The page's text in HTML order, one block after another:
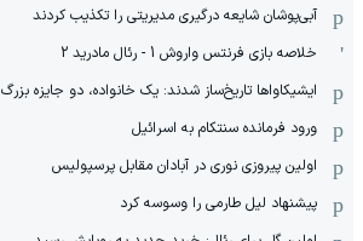
آبی‌پوشان شایعه درگیری مدیریتی را تکذیب کردند
خلاصه بازی فرنتس واروش 1 - رئال مادرید 2
ایشیکاوا‌ها تاریخ‌ساز شدند: یک خانواده، دو جایزه بزرگ
ورود فرمانده سنتکام به اسرائیل
اولین پیروزی نوری در آبادان مقابل پرسپولیس
پیشنهاد لیل طارمی را وسوسه کرد